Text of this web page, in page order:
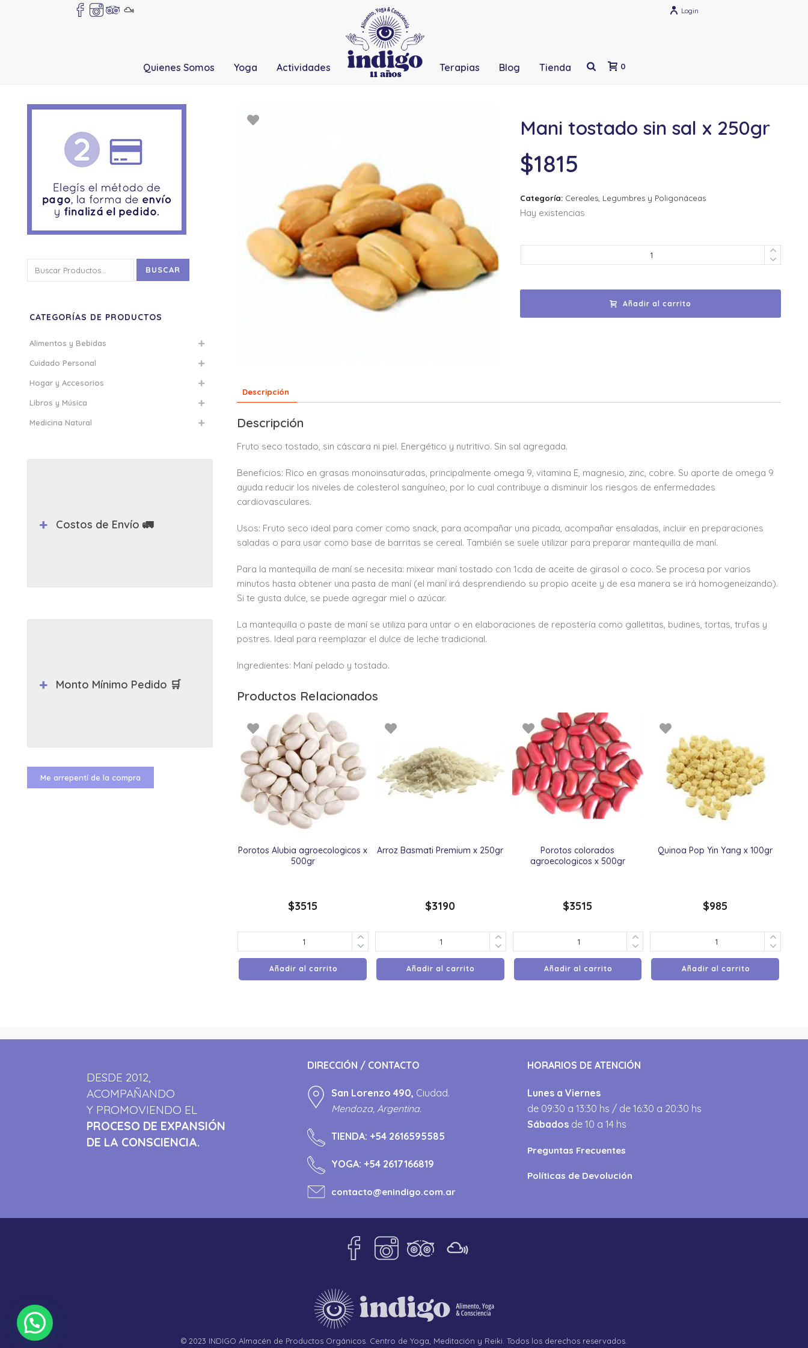
Login
Quienes Somos Yoga Actividades Terapias Blog Tienda 0
Mani tostado sin sal x 250gr
$1815
Categoría: Cereales, Legumbres y Poligonáceas
Hay existencias
Añadir al carrito
Descripción
Descripción
Fruto seco tostado, sin cáscara ni piel. Energético y nutritivo. Sin sal agregada.
Beneficios: Rico en grasas monoinsaturadas, principalmente omega 9, vitamina E, magnesio, zinc, cobre. Su aporte de omega 9
ayuda reducir los niveles de colesterol sanguíneo, por lo cual contribuye a disminuir los riesgos de enfermedades
cardiovasculares.
Usos: Fruto seco ideal para comer como snack, para acompañar una picada, acompañar ensaladas, incluir en preparaciones
saladas o para usar como base de barritas se cereal. También se suele utilizar para preparar mantequilla de maní.
Para la mantequilla de maní se necesita: mixear maní tostado con 1cda de aceite de girasol o coco. Se procesa por varios
minutos hasta obtener una pasta de maní (el maní irá desprendiendo su propio aceite y de esa manera se irá homogeneizando).
Si te gusta dulce, se puede agregar miel o azúcar.
La mantequilla o paste de maní se utiliza para untar o en elaboraciones de repostería como galletitas, budines, tortas, trufas y
postres. Ideal para reemplazar el dulce de leche tradicional.
Ingredientes: Maní pelado y tostado.
Productos Relacionados
Porotos Alubia agroecologicos x
500gr
$3515
Añadir al carrito
Arroz Basmati Premium x 250gr
$3190
Añadir al carrito
Porotos colorados
agroecologicos x 500gr
$3515
Añadir al carrito
Quinoa Pop Yin Yang x 100gr
$985
Añadir al carrito
por:
BUSCAR
CATEGORÍAS DE PRODUCTOS
Alimentos y Bebidas
Cuidado Personal
Hogar y Accesorios
Libros y Música
Medicina Natural
Costos de Envío 🚛
Monto Mínimo Pedido 🛒
Me arrepentí de la compra
DESDE 2012,
ACOMPAÑANDO
Y PROMOVIENDO EL
PROCESO DE EXPANSIÓN
DE LA CONSCIENCIA.
DIRECCIÓN / CONTACTO
San Lorenzo 490, Ciudad.
Mendoza, Argentina.
TIENDA: +54 2616595585
YOGA: +54 2617166819
contacto@enindigo.com.ar
HORARIOS DE ATENCIÓN
Lunes a Viernes
de 09:30 a 13:30 hs / de 16:30 a 20:30 hs
Sábados de 10 a 14 hs
Preguntas Frecuentes
Políticas de Devolución
© 2023 INDIGO Almacén de Productos Orgánicos. Centro de Yoga, Meditación y Reiki. Todos los derechos reservados.